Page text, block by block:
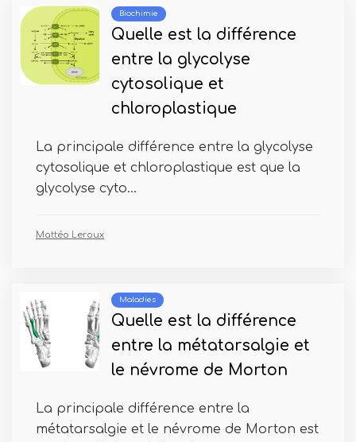
Biochimie
Quelle est la différence
entre la glycolyse
cytosolique et
chloroplastique
La principale différence entre la glycolyse
cytosolique et chloroplastique est que la
glycolyse cyto...
Mattéo Leroux
Maladies
Quelle est la différence
entre la métatarsalgie et
le névrome de Morton
La principale différence entre la
métatarsalgie et le névrome de Morton est